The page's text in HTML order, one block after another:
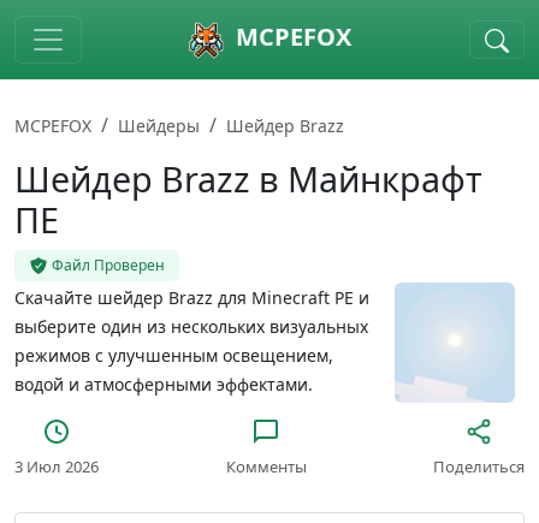
Skip to main content MCPEFOX
MCPEFOX Шейдеры Шейдер Brazz
Шейдер Brazz в Майнкрафт
ПЕ
Файл Проверен
Скачайте шейдер Brazz для Minecraft PE и
выберите один из нескольких визуальных
режимов с улучшенным освещением,
водой и атмосферными эффектами.
3 Июл 2026 Комменты Поделиться